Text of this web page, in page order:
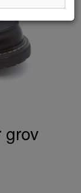
grov